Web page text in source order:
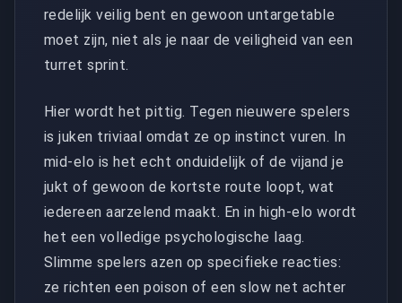
redelijk veilig bent en gewoon untargetable
moet zijn, niet als je naar de veiligheid van een
turret sprint.
Hier wordt het pittig. Tegen nieuwere spelers
is juken triviaal omdat ze op instinct vuren. In
mid-elo is het echt onduidelijk of de vijand je
jukt of gewoon de kortste route loopt, wat
iedereen aarzelend maakt. En in high-elo wordt
het een volledige psychologische laag.
Slimme spelers azen op specifieke reacties:
ze richten een poison of een slow net achter